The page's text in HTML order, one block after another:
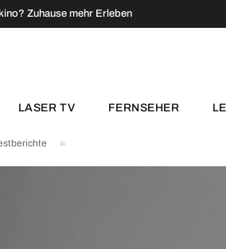
Widget öffnen
INHALT
Zuhause mehr Erleben
LASER TV FERNSEHER